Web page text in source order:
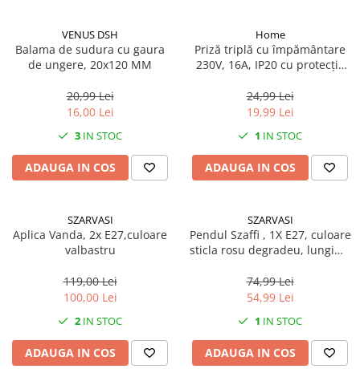
Termometre Meteo
Umbrele si pavilioane gradina
Unelte gradinarit
Balsam de rufe profesional
Detergenti de vase profesionali
Detergenti lichizi profesionali
Igiena si Ingrijire personala
Pachet curățenie
Sapun de maini profesional
Sisteme de dozaj profesionale
Solutii curatenie super
concentrate
VENUS DSH
Balama de sudura cu gaura
de ungere, 20x120 MM
20,99 Lei
16,00 Lei
3 IN STOC
ADAUGA IN COS
Home
Priză triplă cu împământare
230V, 16A, IP20 cu protecție
24,99 Lei
19,99 Lei
1 IN STOC
ADAUGA IN COS
SZARVASI
Aplica Vanda, 2x E27,culoare
valbastru
119,00 Lei
100,00 Lei
2 IN STOC
ADAUGA IN COS
SZARVASI
Pendul Szaffi , 1X E27, culoare
sticla rosu degradeu, lungime
74,99 Lei
54,99 Lei
1 IN STOC
ADAUGA IN COS